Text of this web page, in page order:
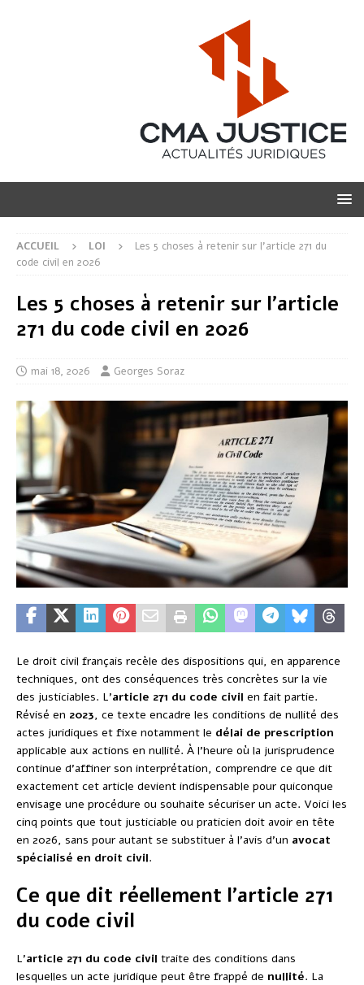
ACCUEIL LOI
Les 5 choses à retenir sur l’article 271 du
code civil en 2026
Les 5 choses à retenir sur l’article
271 du code civil en 2026
mai 18, 2026 Georges Soraz
Le droit civil français recèle des dispositions qui, en apparence
techniques, ont des conséquences très concrètes sur la vie
des justiciables. L’article 271 du code civil en fait partie.
Révisé en 2023, ce texte encadre les conditions de nullité des
actes juridiques et fixe notamment le délai de prescription
applicable aux actions en nullité. À l’heure où la jurisprudence
continue d’affiner son interprétation, comprendre ce que dit
exactement cet article devient indispensable pour quiconque
envisage une procédure ou souhaite sécuriser un acte. Voici les
cinq points que tout justiciable ou praticien doit avoir en tête
en 2026, sans pour autant se substituer à l’avis d’un avocat
spécialisé en droit civil.
Ce que dit réellement l’article 271
du code civil
L’article 271 du code civil traite des conditions dans
lesquelles un acte juridique peut être frappé de nullité. La